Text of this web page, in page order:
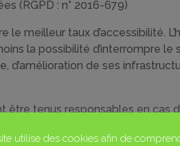
(RGPD : n° 2016-679)
le meilleur taux d’accessibilité.
la possibilité d’interrompre
d’amélioration de ses
être tenus responsables en
lié notamment à
utilise des cookies afin de